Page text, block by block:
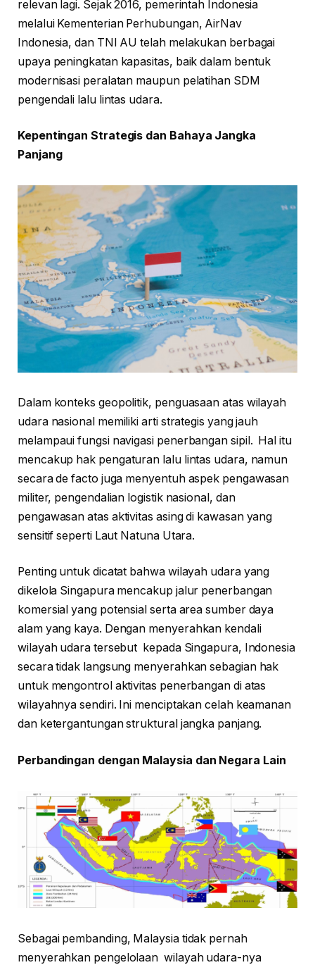
relevan lagi. Sejak 2016, pemerintah Indonesia
melalui Kementerian Perhubungan, AirNav
Indonesia, dan TNI AU telah melakukan berbagai
upaya peningkatan kapasitas, baik dalam bentuk
modernisasi peralatan maupun pelatihan SDM
pengendali lalu lintas udara.
Kepentingan Strategis dan Bahaya Jangka
Panjang
Dalam konteks geopolitik, penguasaan atas wilayah
udara nasional memiliki arti strategis yang jauh
melampaui fungsi navigasi penerbangan sipil. Hal itu
mencakup hak pengaturan lalu lintas udara, namun
secara de facto juga menyentuh aspek pengawasan
militer, pengendalian logistik nasional, dan
pengawasan atas aktivitas asing di kawasan yang
sensitif seperti Laut Natuna Utara.
Penting untuk dicatat bahwa wilayah udara yang
dikelola Singapura mencakup jalur penerbangan
komersial yang potensial serta area sumber daya
alam yang kaya. Dengan menyerahkan kendali
wilayah udara tersebut kepada Singapura, Indonesia
secara tidak langsung menyerahkan sebagian hak
untuk mengontrol aktivitas penerbangan di atas
wilayahnya sendiri. Ini menciptakan celah keamanan
dan ketergantungan struktural jangka panjang.
Perbandingan dengan Malaysia dan Negara Lain
Sebagai pembanding, Malaysia tidak pernah
menyerahkan pengelolaan wilayah udara-nya